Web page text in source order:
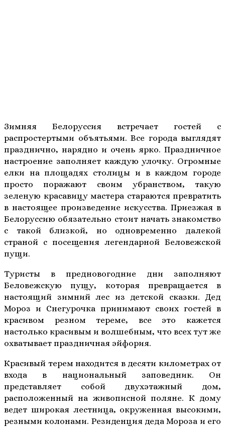
Зимняя Белоруссия встречает гостей с
распростертыми объятьями. Все города выглядят
празднично, нарядно и очень ярко. Праздничное
настроение заполняет каждую улочку. Огромные
елки на площадях столицы и в каждом городе
просто поражают своим убранством, такую
зеленую красавицу мастера стараются превратить
в настоящее произведение искусства. Приезжая в
Белоруссию обязательно стоит начать знакомство
с такой близкой, но одновременно далекой
страной с посещения легендарной Беловежской
пущи.
Туристы в предновогодние дни заполняют
Беловежскую пущу, которая превращается в
настоящий зимний лес из детской сказки. Дед
Мороз и Снегурочка принимают своих гостей в
красивом резном тереме, все это кажется
настолько красивым и волшебным, что всех тут же
охватывает праздничная эйфория.
Красивый терем находится в десяти километрах от
входа в национальный заповедник. Он
представляет собой двухэтажный дом,
расположенный на живописной поляне. К дому
ведет широкая лестница, окруженная высокими,
резными колонами. Резиденция деда Мороза и его